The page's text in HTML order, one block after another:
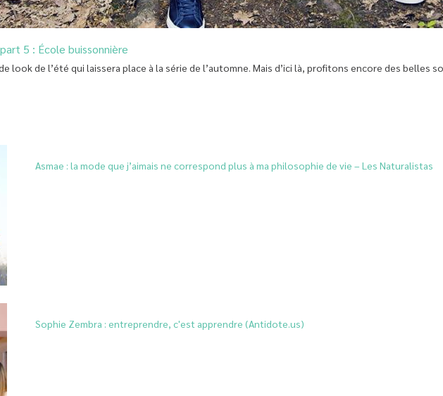
5 : École buissonnière
look de l’été qui laissera place à la série de l’automne. Mais d’ici là, profitons encore des belles
Asmae : la mode que j’aimais ne correspond plus à ma philosophie de vie – Les Naturalistas
Sophie Zembra : entreprendre, c'est apprendre (Antidote.us)